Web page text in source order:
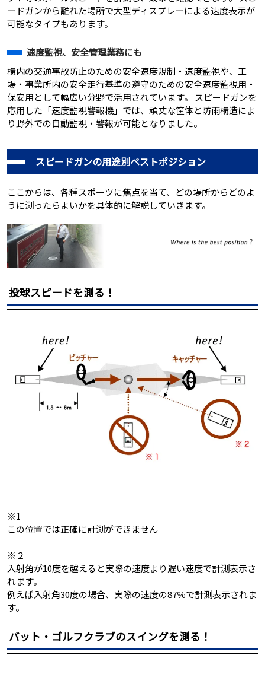
ードガンから離れた場所で大型ディスプレーによる速度表示が
可能なタイプもあります。
速度監視、安全管理業務にも
構内の交通事故防止のための安全速度規制・速度監視や、工
場・事業所内の安全走行基準の遵守のための安全速度監視用・
保安用として幅広い分野で活用されています。 スピードガンを
応用した「速度監視警報機」では、頑丈な筐体と防雨構造によ
り野外での自動監視・警報が可能となりました。
スピードガンの用途別ベストポジション
ここからは、各種スポーツに焦点を当て、どの場所からどのよ
うに測ったらよいかを具体的に解説していきます。
投球スピードを測る！
※1
この位置では正確に計測ができません
※２
入射角が10度を越えると実際の速度より遅い速度で計測表示さ
れます。
例えば入射角30度の場合、実際の速度の87％で計測表示されま
す。
バット・ゴルフクラブのスイングを測る！